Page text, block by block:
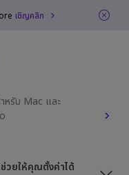
เชิญคลิก
หรับ Mac และ
วยให้คุณตั้งค่าได้